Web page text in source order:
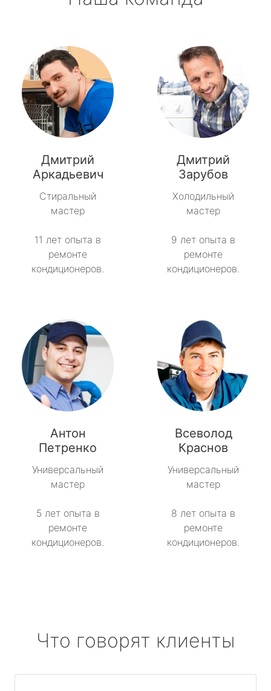
Дмитрий
Аркадьевич
Стиральный
мастер
11 лет опыта в
ремонте
кондиционеров.
Дмитрий
Зарубов
Холодильный
мастер
9 лет опыта в
ремонте
кондиционеров.
Антон
Петренко
Универсальный
мастер
5 лет опыта в
ремонте
кондиционеров.
Всеволод
Краснов
Универсальный
мастер
8 лет опыта в
ремонте
кондиционеров.
Что говорят клиенты